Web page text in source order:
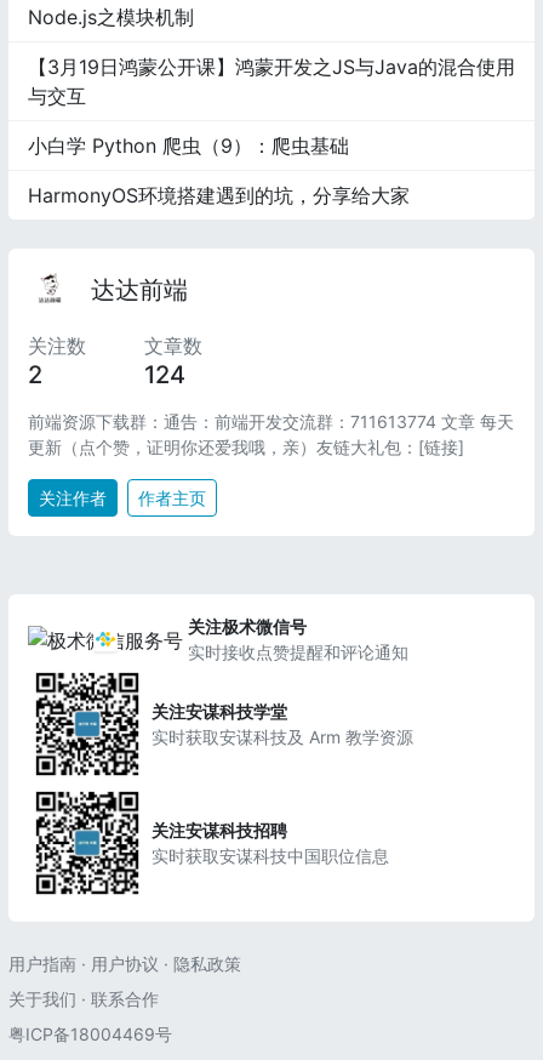
Node.js之模块机制
【3月19日鸿蒙公开课】鸿蒙开发之JS与Java的混合使用
与交互
小白学 Python 爬虫（9）：爬虫基础
HarmonyOS环境搭建遇到的坑，分享给大家
达达前端
关注数
2
文章数
124
前端资源下载群：通告：前端开发交流群：711613774 文章 每天
更新（点个赞，证明你还爱我哦，亲）友链大礼包：[链接]
关注作者 作者主页
关注极术微信号
实时接收点赞提醒和评论通知
关注安谋科技学堂
实时获取安谋科技及 Arm 教学资源
关注安谋科技招聘
实时获取安谋科技中国职位信息
用户指南 · 用户协议 · 隐私政策
关于我们 · 联系合作
粤ICP备18004469号